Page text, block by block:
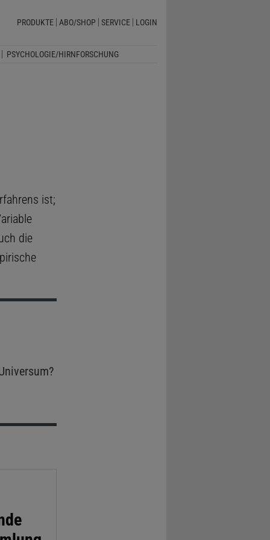
PRODUKTE ABO/SHOP SERVICE LOGIN
PSYCHOLOGIE/HIRNFORSCHUNG
ist;
die